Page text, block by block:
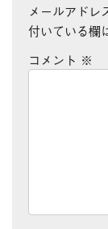
メールアドレ
付いている欄
コメント ※